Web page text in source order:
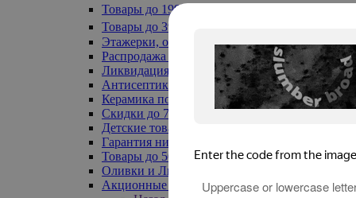
Товары до 199₽
Товары до 399₽
Этажерки, обувницы
Распродажа текстиля до -50%
Ликвидация до -70%
Антисептики
Керамика по 129 руб
Скидки до 70%
Детские товары
Гарантия низкой цены
Товары до 500 руб
Оливки и Лимоны
Акционные товары